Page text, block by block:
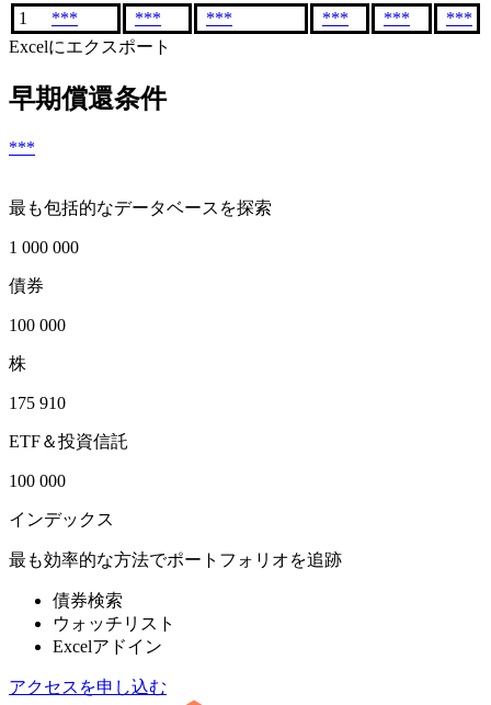
1 *** *** *** *** ***
***
Excelにエクスポート
早期償還条件
***
最も包括的なデータベースを探索
1 000 000
債券
100 000
株
175 910
ETF＆投資信託
100 000
インデックス
最も効率的な方法でポートフォリオを追跡
債券検索
ウォッチリスト
Excelアドイン
アクセスを申し込む